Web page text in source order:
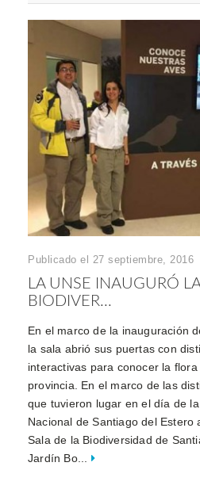
Publicado el 27 septiembre, 2016
LA UNSE INAUGURÓ
BIODIVER...
En el marco de la inauguración
la sala abrió sus puertas con
interactivas para conocer la
provincia. En el marco de las
que tuvieron lugar en el día de
Nacional de Santiago del Estero
Sala de la Biodiversidad de
Jardín Bo...